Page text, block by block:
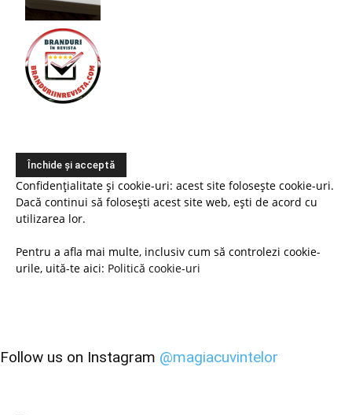
Confidențialitate și cookie-uri: acest site folosește cookie-uri.
Dacă continui să folosești acest site web, ești de acord cu
utilizarea lor.
Pentru a afla mai multe, inclusiv cum să controlezi cookie-
urile, uită-te aici: Politică cookie-uri
Follow us on Instagram @magiacuvintelor